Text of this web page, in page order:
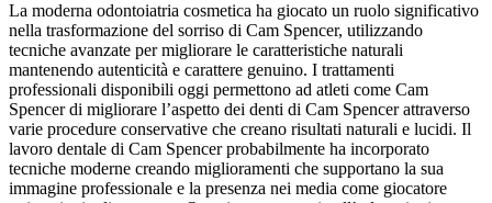
La moderna odontoiatria cosmetica ha giocato un ruolo significativo
nella trasformazione del sorriso di Cam Spencer, utilizzando
tecniche avanzate per migliorare le caratteristiche naturali
mantenendo autenticità e carattere genuino. I trattamenti
professionali disponibili oggi permettono ad atleti come Cam
Spencer di migliorare l’aspetto dei denti di Cam Spencer attraverso
varie procedure conservative che creano risultati naturali e lucidi. Il
lavoro dentale di Cam Spencer probabilmente ha incorporato
tecniche moderne creando miglioramenti che supportano la sua
immagine professionale e la presenza nei media come giocatore